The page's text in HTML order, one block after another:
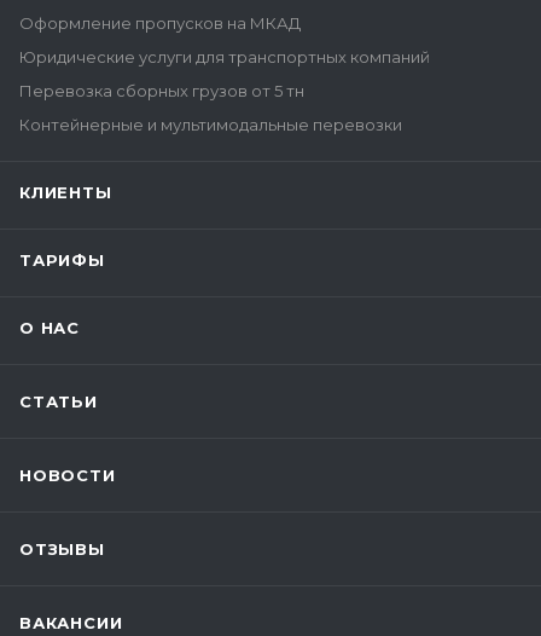
Оформление пропусков на МКАД
Юридические услуги для транспортных компаний
Перевозка сборных грузов от 5 тн
Контейнерные и мультимодальные перевозки
КЛИЕНТЫ
ТАРИФЫ
О НАС
СТАТЬИ
НОВОСТИ
ОТЗЫВЫ
ВАКАНСИИ